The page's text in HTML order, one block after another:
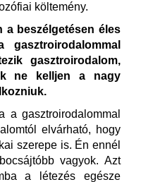
költemény.
a beszélgetésen éles
gasztroirodalom,
ne kelljen a nagy
a gasztroirodalommal
elvárható, hogy
szerepe is. Én ennél
vagyok. Azt
a létezés egésze